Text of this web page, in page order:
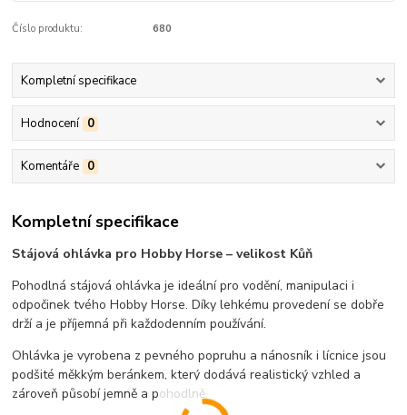
Číslo produktu: 680
Kompletní specifikace
Hodnocení 0
Komentáře 0
Kompletní specifikace
Stájová ohlávka pro Hobby Horse – velikost Kůň
Pohodlná stájová ohlávka je ideální pro vodění, manipulaci i
odpočinek tvého Hobby Horse. Díky lehkému provedení se dobře
drží a je příjemná při každodenním používání.
Ohlávka je vyrobena z pevného popruhu a nánosník i lícnice jsou
podšité měkkým beránkem, který dodává realistický vzhled a
zároveň působí jemně a pohodlně.